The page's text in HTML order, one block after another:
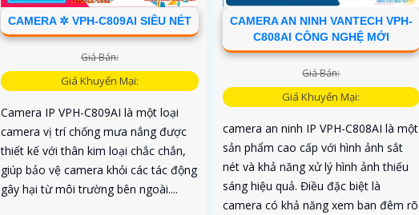
CAMERA ✲ VPH-C809AI SIÊU NÉT
Giá Bán:
Giá Khuyến Mại:
Camera IP VPH-C809AI là một loại
camera vị trí chống mưa nắng được
thiết kế với thân kim loại chắc chắn,
giúp bảo vệ camera khỏi các tác động
gây hại từ môi trường bên ngoài....
CAMERA AN NINH VANTECH VPH-
C808AI CÔNG NGHỆ MỚI
Giá Bán:
Giá Khuyến Mại:
camera an ninh IP VPH-C808AI là một
sản phẩm cao cấp với hình ảnh sắt
nét và khả năng xử lý hình ảnh thiếu
sáng hiệu quả. Điều đặc biệt là
camera có khả năng xem ban đêm rõ